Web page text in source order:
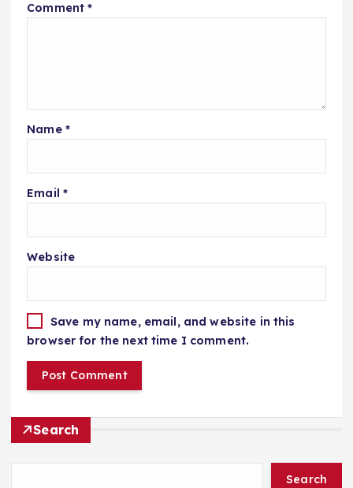
Comment*
Name *
Email *
Website
Save my name, email, and website in this
browser for the next time I comment.
Search
Search